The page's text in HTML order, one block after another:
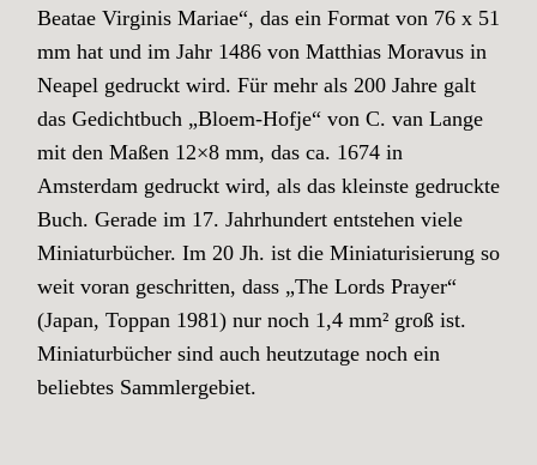
Beatae Virginis Mariae“, das ein Format von 76 x 51
mm hat und im Jahr 1486 von Matthias Moravus in
Neapel gedruckt wird. Für mehr als 200 Jahre galt
das Gedichtbuch „Bloem-Hofje“ von C. van Lange
mit den Maßen 12×8 mm, das ca. 1674 in
Amsterdam gedruckt wird, als das kleinste gedruckte
Buch. Gerade im 17. Jahrhundert entstehen viele
Miniaturbücher. Im 20 Jh. ist die Miniaturisierung so
weit voran geschritten, dass „The Lords Prayer“
(Japan, Toppan 1981) nur noch 1,4 mm² groß ist.
Miniaturbücher sind auch heutzutage noch ein
beliebtes Sammlergebiet.